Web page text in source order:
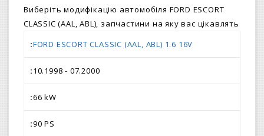
Виберіть модифікацію автомобіля FORD ESCORT
CLASSIC (AAL, ABL), запчастини на яку вас цікавлять
FORD ESCORT CLASSIC (AAL, ABL) 1.6 16V
10.1998 - 07.2000
66 kW
90 PS